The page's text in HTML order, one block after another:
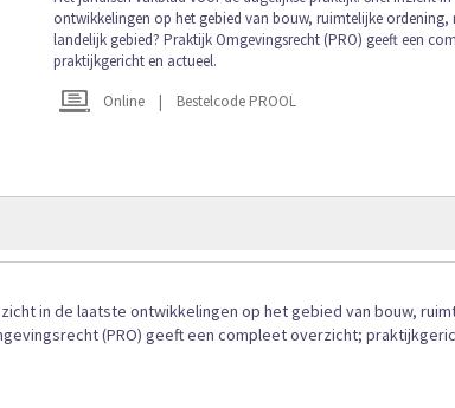
Online | Bestelcode PROOL
naar
het
begin
van
ontwikkelingen op het gebied van bouw, ruimtelijke ordening,
landelijk gebied? Praktijk Omgevingsrecht (PRO) geeft een
praktijkgericht en actueel.
in de laatste ontwikkelingen op het gebied van bouw,
(PRO) geeft een compleet overzicht;